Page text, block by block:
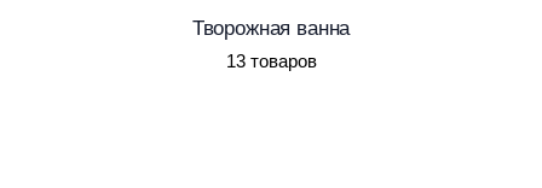
Творожная ванна
13 товаров